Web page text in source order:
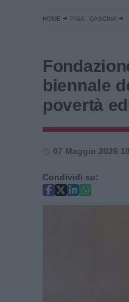
HOME PISA - CASCINA
biennale
povertà
07 Maggio 2026
Condividi su: